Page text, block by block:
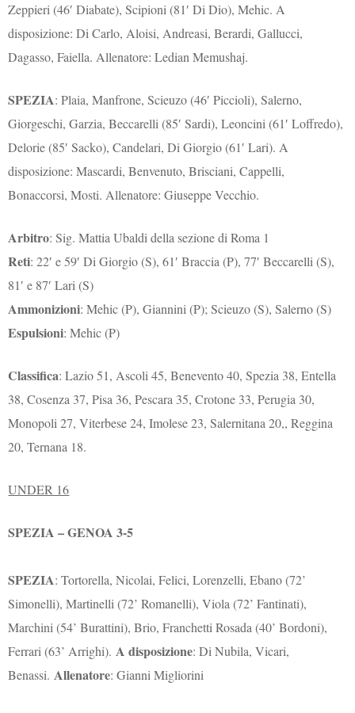
Zeppieri (46′ Diabate), Scipioni (81′ Di Dio), Mehic. A
disposizione: Di Carlo, Aloisi, Andreasi, Berardi, Gallucci,
Dagasso, Faiella. Allenatore: Ledian Memushaj.
SPEZIA: Plaia, Manfrone, Scieuzo (46′ Piccioli), Salerno,
Giorgeschi, Garzia, Beccarelli (85′ Sardi), Leoncini (61′ Loffredo),
Delorie (85′ Sacko), Candelari, Di Giorgio (61′ Lari). A
disposizione: Mascardi, Benvenuto, Brisciani, Cappelli,
Bonaccorsi, Mosti. Allenatore: Giuseppe Vecchio.
Arbitro: Sig. Mattia Ubaldi della sezione di Roma 1
Reti: 22′ e 59′ Di Giorgio (S), 61′ Braccia (P), 77′ Beccarelli (S),
81′ e 87′ Lari (S)
Ammonizioni: Mehic (P), Giannini (P); Scieuzo (S), Salerno (S)
Espulsioni: Mehic (P)
Classifica: Lazio 51, Ascoli 45, Benevento 40, Spezia 38, Entella
38, Cosenza 37, Pisa 36, Pescara 35, Crotone 33, Perugia 30,
Monopoli 27, Viterbese 24, Imolese 23, Salernitana 20,, Reggina
20, Ternana 18.
UNDER 16
SPEZIA – GENOA 3-5
SPEZIA: Tortorella, Nicolai, Felici, Lorenzelli, Ebano (72’
Simonelli), Martinelli (72’ Romanelli), Viola (72’ Fantinati),
Marchini (54’ Burattini), Brio, Franchetti Rosada (40’ Bordoni),
Ferrari (63’ Arrighi).A disposizione: Di Nubila, Vicari,
Benassi.Allenatore: Gianni Migliorini